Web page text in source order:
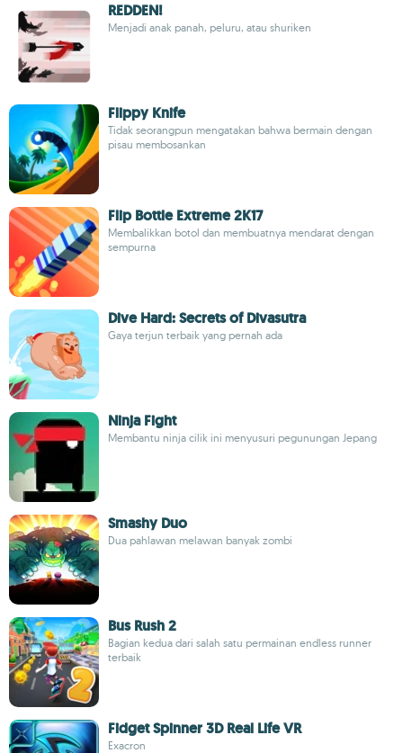
REDDEN!
Menjadi anak panah, peluru, atau shuriken
Flippy Knife
Tidak seorangpun mengatakan bahwa bermain dengan
pisau membosankan
Flip Bottle Extreme 2K17
Membalikkan botol dan membuatnya mendarat dengan
sempurna
Dive Hard: Secrets of Divasutra
Gaya terjun terbaik yang pernah ada
Ninja Fight
Membantu ninja cilik ini menyusuri pegunungan Jepang
Smashy Duo
Dua pahlawan melawan banyak zombi
Bus Rush 2
Bagian kedua dari salah satu permainan endless runner
terbaik
Fidget Spinner 3D Real Life VR
Exacron